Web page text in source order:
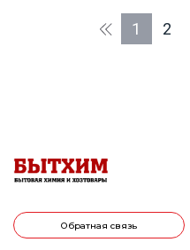
1 2
Обратная связь